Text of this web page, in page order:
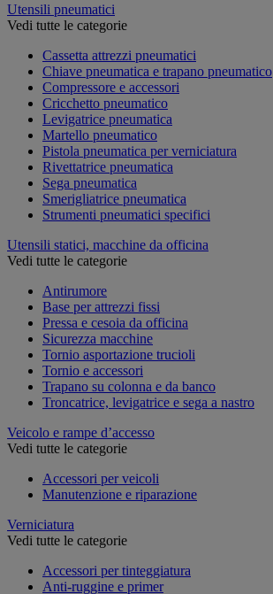
Utensili pneumatici
Vedi tutte le categorie
Cassetta attrezzi pneumatici
Chiave pneumatica e trapano pneumatico
Compressore e accessori
Cricchetto pneumatico
Levigatrice pneumatica
Martello pneumatico
Pistola pneumatica per verniciatura
Rivettatrice pneumatica
Sega pneumatica
Smerigliatrice pneumatica
Strumenti pneumatici specifici
Utensili statici, macchine da officina
Vedi tutte le categorie
Antirumore
Base per attrezzi fissi
Pressa e cesoia da officina
Sicurezza macchine
Tornio asportazione trucioli
Tornio e accessori
Trapano su colonna e da banco
Troncatrice, levigatrice e sega a nastro
Veicolo e rampe d’accesso
Vedi tutte le categorie
Accessori per veicoli
Manutenzione e riparazione
Verniciatura
Vedi tutte le categorie
Accessori per tinteggiatura
Anti-ruggine e primer